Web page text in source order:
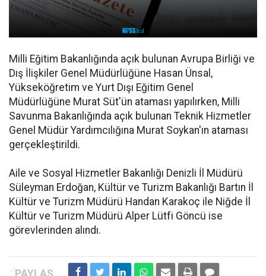
Milli Eğitim Bakanlığında açık bulunan Avrupa Birliği ve
Dış İlişkiler Genel Müdürlüğüne Hasan Ünsal,
Yükseköğretim ve Yurt Dışı Eğitim Genel
Müdürlüğüne Murat Süt'ün ataması yapılırken, Milli
Savunma Bakanlığında açık bulunan Teknik Hizmetler
Genel Müdür Yardımcılığına Murat Soykan'ın ataması
gerçekleştirildi.
Aile ve Sosyal Hizmetler Bakanlığı Denizli İl Müdürü
Süleyman Erdoğan, Kültür ve Turizm Bakanlığı Bartın İl
Kültür ve Turizm Müdürü Handan Karakoç ile Niğde İl
Kültür ve Turizm Müdürü Alper Lütfi Göncü ise
görevlerinden alındı.